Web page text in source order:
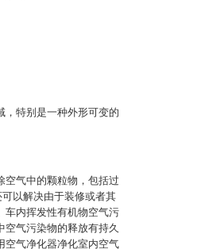
，特别是一种外形可变的
空气中的颗粒物，包括过
以解决由于装修或者其
车内挥发性有机物空气污
空气污染物的释放有持久
空气净化器净化室内空气